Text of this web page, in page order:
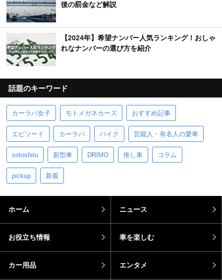
後の罰金など解説
【2024年】希望ナンバー人気ランキング！おしゃ
れなナンバーの選び方を紹介
話題のキーワード
カーラバ女子 モトメガネカーズ おすすめ記事
エピソード カーラバ バイク 芸能人・有名人の愛車
sotoshiru 新型車 DRIMO 推し車 コラム
pickup 新着
ホーム ニュース
お役立ち情報 車を楽しむ
カー用品 エンタメ